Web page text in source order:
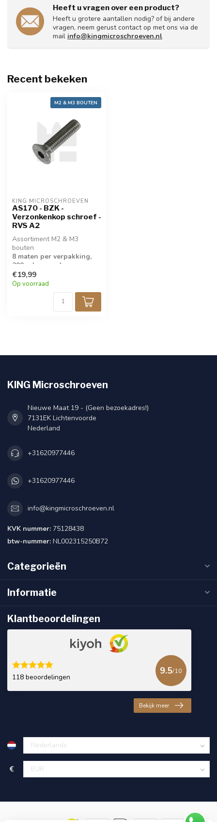
Heeft u vragen over een product?
Heeft u grotere aantallen nodig? of bij andere
vragen, neem gerust contact op met ons via de
mail info@kingmicroschroeven.nl
Recent bekeken
M2 & M3 BOUTEN
KING MICROSCHROEVEN
AS170 - BZK -
Verzonkenkop schroef -
RVS A2
Assortiment M2 & M3
bouten
8 maten per verpakking,
200 schroeven!
» M2 x 6 » M2 x 8
» M2 x 10 » M2 x 12
» M3 x 6 » M3 x 8
€19,99
Op voorraad
KING Microschroeven
Nieuwe Maat 19 - (Geen bezoekadres!)
7131EK Lichtenvoorde
Nederland
+31620977446
+31620977446
info@kingmicroschroeven.nl
KVK nummer: 75128438
btw-nummer: NL002315250B72
Categorieën
Informatie
Klantbeoordelingen
118 beoordelingen
9.5/10
Bekijk meer
€